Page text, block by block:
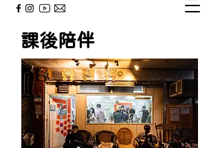
課後陪伴